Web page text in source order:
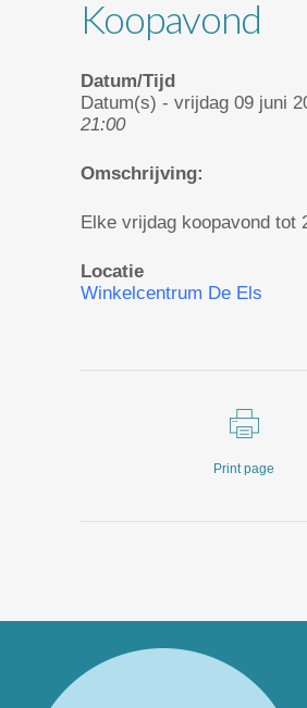
Koopavond
Datum/Tijd
Datum(s) - vrijdag 09 juni
21:00
Omschrijving:
Elke vrijdag koopavond tot
Locatie
Winkelcentrum De Els
Print page